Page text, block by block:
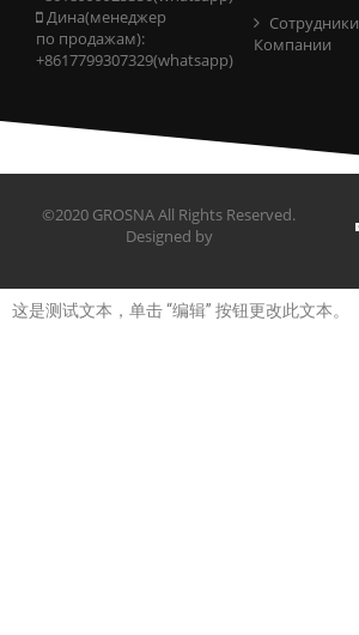
Дина(менеджер
по продажам):
+8617799307329(whatsapp)
Сотрудники
Компании
©2020 GROSNA All Rights Reserved.
Designed by
这是测试文本，单击 “编辑” 按钮更改此文本。